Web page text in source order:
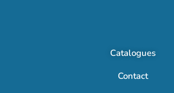
Catalogues
Contact